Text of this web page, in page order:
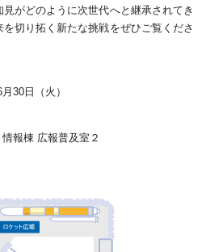
がどのように次世代へと継承されてき
切り拓く新たな挑戦をぜひご覧くださ
30日（火）
報棟 広報普及室２